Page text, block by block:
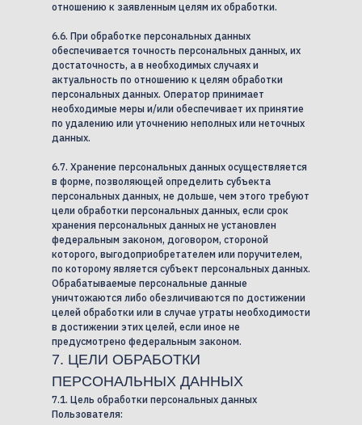
отношению к заявленным целям их обработки.
6.6. При обработке персональных данных
обеспечивается точность персональных данных, их
достаточность, а в необходимых случаях и
актуальность по отношению к целям обработки
персональных данных. Оператор принимает
необходимые меры и/или обеспечивает их принятие
по удалению или уточнению неполных или неточных
данных.
6.7. Хранение персональных данных осуществляется
в форме, позволяющей определить субъекта
персональных данных, не дольше, чем этого требуют
цели обработки персональных данных, если срок
хранения персональных данных не установлен
федеральным законом, договором, стороной
которого, выгодоприобретателем или поручителем,
по которому является субъект персональных данных.
Обрабатываемые персональные данные
уничтожаются либо обезличиваются по достижении
целей обработки или в случае утраты необходимости
в достижении этих целей, если иное не
предусмотрено федеральным законом.
7. ЦЕЛИ ОБРАБОТКИ
ПЕРСОНАЛЬНЫХ ДАННЫХ
7.1. Цель обработки персональных данных
Пользователя: